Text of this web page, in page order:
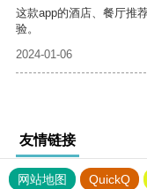
这款app的酒店、餐厅推
验。
2024-01-06
友情链接
网站地图 QuickQ